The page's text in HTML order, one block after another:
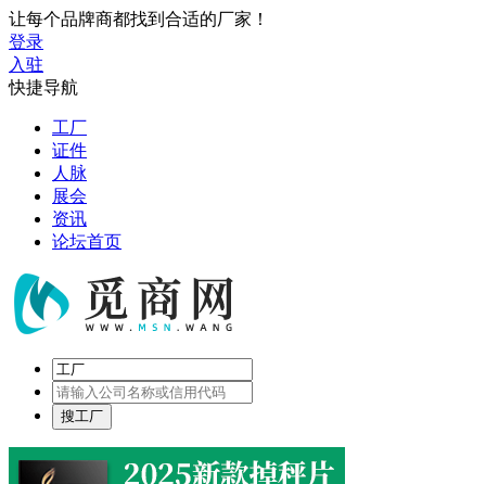
让每个品牌商都找到合适的厂家！
登录
入驻
快捷导航
工厂
证件
人脉
展会
资讯
论坛首页